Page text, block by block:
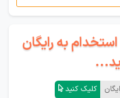
به رایگان
کلیک کنید